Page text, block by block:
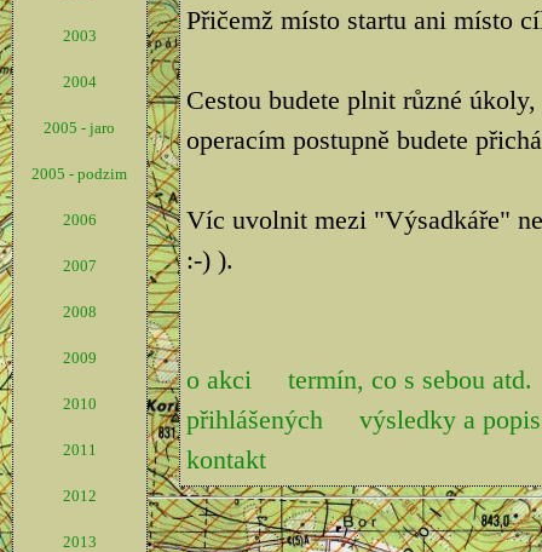
2003
2004
2005 - jaro
2005 - podzim
2006
2007
2008
2009
2010
2011
2012
2013
Přičemž místo startu ani místo
Cestou budete plnit různé
operacím postupně budete
Víc uvolnit mezi "Výsadkáře"
:-) ).
o akci
termín, co s sebou atd.
přihlášených
výsledky a
kontakt